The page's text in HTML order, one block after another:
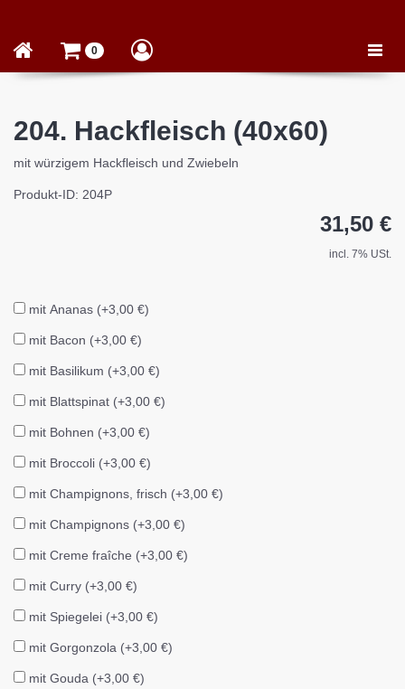
Toggle
0
204. Hackfleisch (40x60)
mit würzigem Hackfleisch und Zwiebeln
Produkt-ID: 204P
31,50 €
incl. 7% USt.
mit Ananas (+3,00 €)
mit Bacon (+3,00 €)
mit Basilikum (+3,00 €)
mit Blattspinat (+3,00 €)
mit Bohnen (+3,00 €)
mit Broccoli (+3,00 €)
mit Champignons, frisch (+3,00 €)
mit Champignons (+3,00 €)
mit Creme fraîche (+3,00 €)
mit Curry (+3,00 €)
mit Spiegelei (+3,00 €)
mit Gorgonzola (+3,00 €)
mit Gouda (+3,00 €)